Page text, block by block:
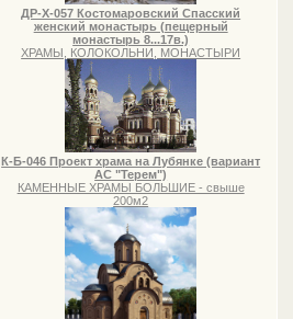
ДР-Х-057 Костомаровский Спасский
женский монастырь (пещерный
монастырь 8...17в.)
ХРАМЫ, КОЛОКОЛЬНИ, МОНАСТЫРИ
К-Б-046 Проект храма на Лубянке (вариант
АС "Терем")
КАМЕННЫЕ ХРАМЫ БОЛЬШИЕ - свыше
200м2